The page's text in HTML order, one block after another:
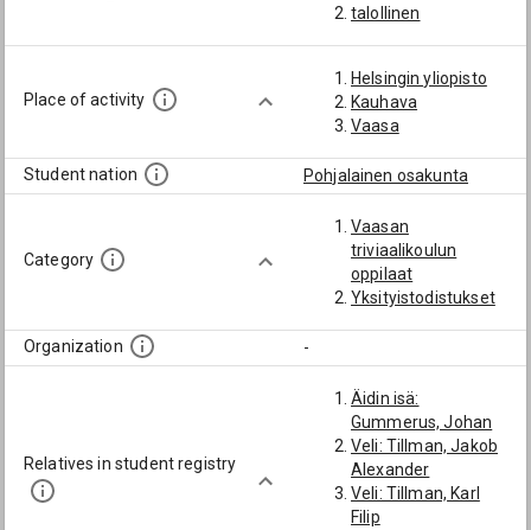
talollinen
Place of activity
Helsingin yliopisto
Kauhava
Vaasa
Student nation Pohjalainen osakunta
Category
Vaasan
triviaalikoulun
oppilaat
Yksityistodistukset
Organization -
Relatives in student registry
Äidin isä:
Gummerus, Johan
Veli: Tillman, Jakob
Alexander
Veli: Tillman, Karl
Filip